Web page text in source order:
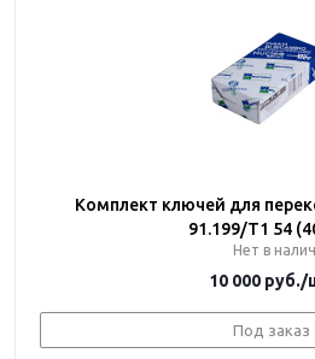
Комплект ключей для
91.199/T1 54
Нет в
10 000 руб./
Под заказ